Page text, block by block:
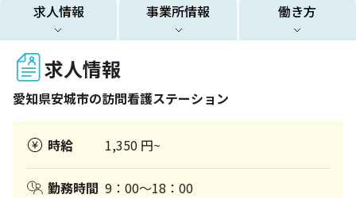
求人情報 事業所情報 働き方
求人情報
愛知県安城市の訪問看護ステーション
時給 1,350 円~
勤務時間 9：00～18：00